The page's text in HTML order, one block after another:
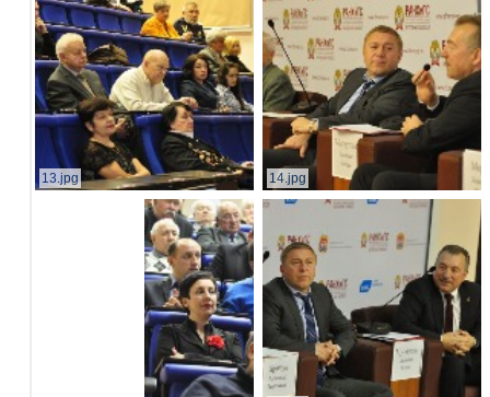
13.jpg 14.jpg